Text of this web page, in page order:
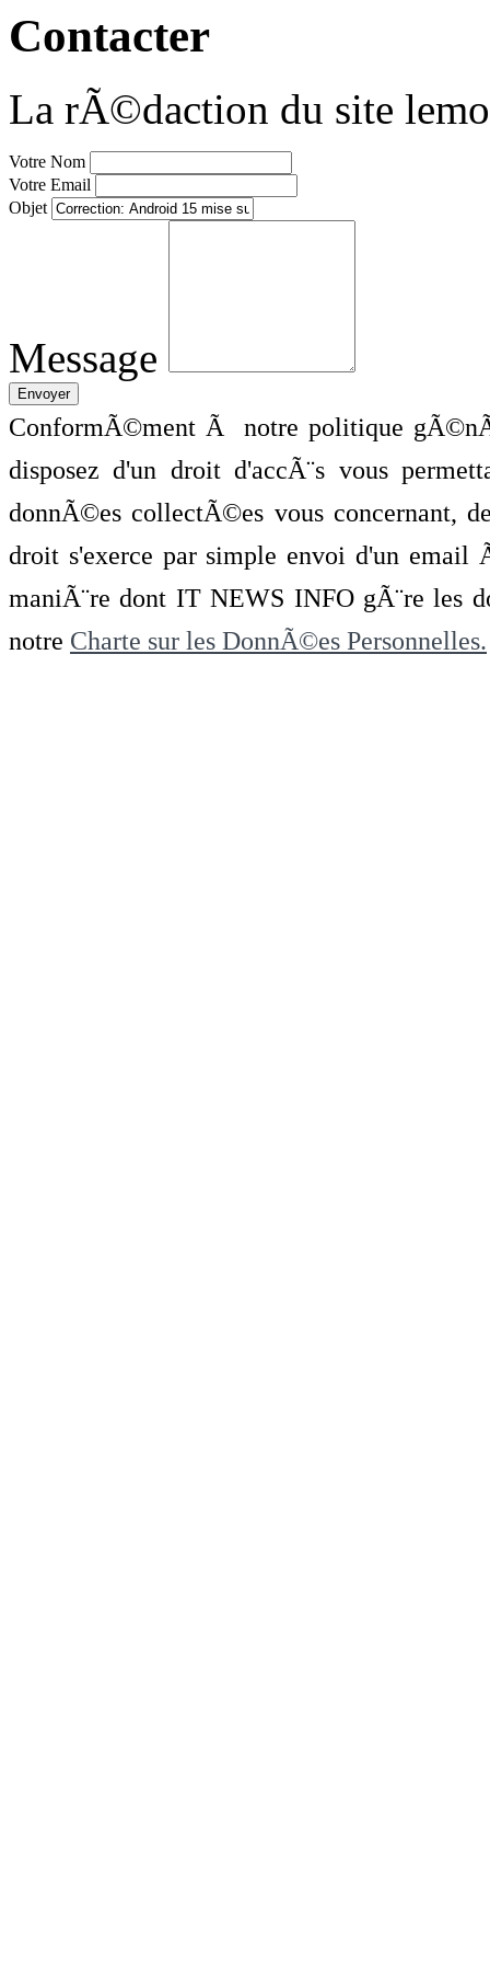
Contacter
La rÃ©daction du site
Votre Nom
Votre Email
Objet
Message
ConformÃ©ment Ã notre politique
disposez d'un droit d'accÃ¨s vous
donnÃ©es collectÃ©es vous concernant,
droit s'exerce par simple envoi d'un
maniÃ¨re dont IT NEWS INFO gÃ¨re les
notre Charte sur les DonnÃ©es Personnelles.